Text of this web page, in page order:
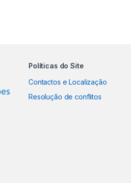
Políticas do Site
Contactos e Localização
Resolução de conflitos